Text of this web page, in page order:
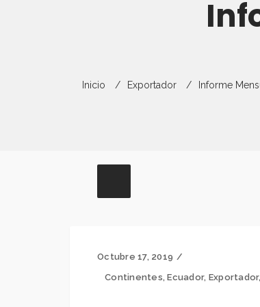
Inicio Exportador Informe
Octubre 17, 2019
Continentes,Ecuador, Exportador,